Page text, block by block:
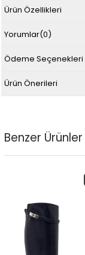
Ürün Özellikleri
Yorumlar(0)
Ödeme Seçenekleri
Ürün Önerileri
Benzer Ürünler
%27İndirim